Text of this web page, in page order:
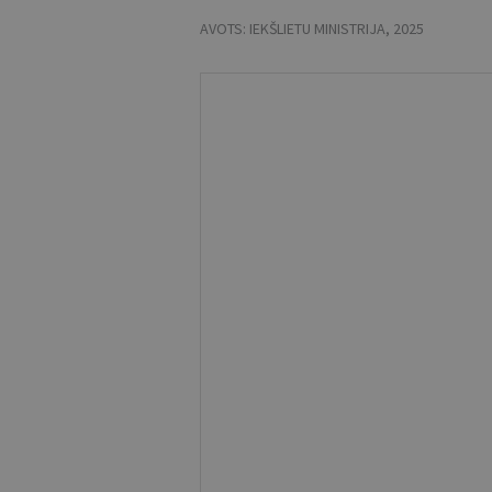
AVOTS: IEKŠLIETU MINISTRIJA, 2025